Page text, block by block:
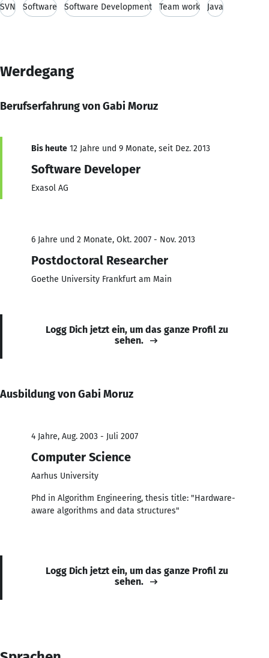
SVN Software Software Development Team work Java
Werdegang
Berufserfahrung von Gabi Moruz
Bis heute 12 Jahre und 9 Monate, seit Dez. 2013
Software Developer
Exasol AG
6 Jahre und 2 Monate, Okt. 2007 - Nov. 2013
Postdoctoral Researcher
Goethe University Frankfurt am Main
Logg Dich jetzt ein, um das ganze Profil zu
sehen.
Ausbildung von Gabi Moruz
4 Jahre, Aug. 2003 - Juli 2007
Computer Science
Aarhus University
Phd in Algorithm Engineering, thesis title: "Hardware-
aware algorithms and data structures"
Logg Dich jetzt ein, um das ganze Profil zu
sehen.